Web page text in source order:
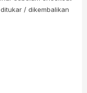
/ dikembalikan